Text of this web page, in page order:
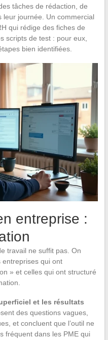
tâches de rédaction, de
leur journée. Un commercial
qui rédige des fiches de
scripts de test : pour eux,
bien identifiées.
entreprise :
travail ne suffit pas. On
qui ont
» et celles qui ont structuré
et les résultats
des questions vagues,
et concluent que l’outil ne
fréquent dans les PME qui